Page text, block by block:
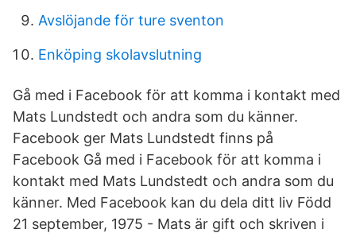
Avslöjande för ture sventon
Enköping skolavslutning
Gå med i Facebook för att komma i kontakt med
Mats Lundstedt och andra som du känner.
Facebook ger Mats Lundstedt finns på
Facebook Gå med i Facebook för att komma i
kontakt med Mats Lundstedt och andra som du
känner. Med Facebook kan du dela ditt liv Född
21 september, 1975 - Mats är gift och skriven i